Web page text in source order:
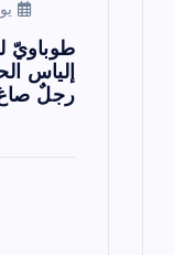
طوباويّ
إلياس
رجلٌ صاغ